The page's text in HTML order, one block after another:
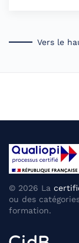
Vers le
© 2026 La
ou des
formation.